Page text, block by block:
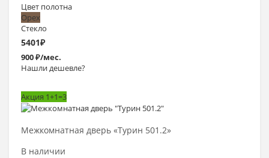
Цвет полотна
Орех
Стекло
5401₽
900 ₽/мес.
Нашли дешевле?
Акция 1+1=3
Межкомнатная дверь «Турин 501.2»
В наличии
Выбрать >